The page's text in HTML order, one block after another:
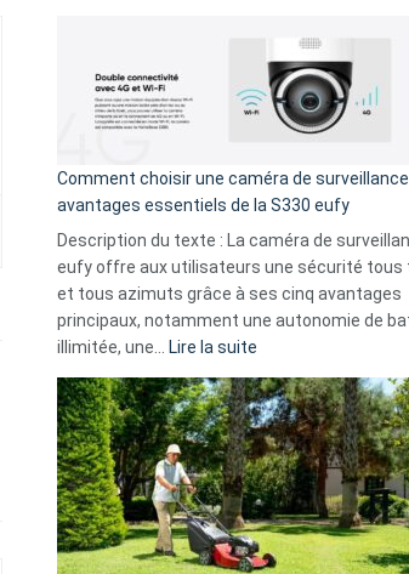
record
La
fuite
16
milliards
données
menace
Facebook,
Telegram
GitHub
Comment choisir une caméra de surveillance
avantages essentiels de la S330 eufy
Description du texte : La caméra de
eufy offre aux utilisateurs une sécurité tous
et tous azimuts grâce à ses cinq avantages
principaux, notamment une autonomie de
illimitée, une…
Lire la suite
choisir
une
caméra
de
surveillance
?
5